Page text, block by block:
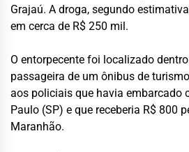
Grajaú. A droga, segundo
em cerca de R$ 250 mil.
O entorpecente foi localizado
passageira de um ônibus de
aos policiais que havia embarcado
Paulo (SP) e que receberia R$ 800
Maranhão.